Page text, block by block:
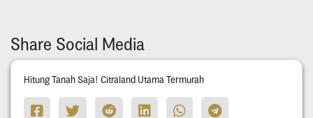
Share Social Media
Hitung Tanah Saja! Citraland Utama Termurah